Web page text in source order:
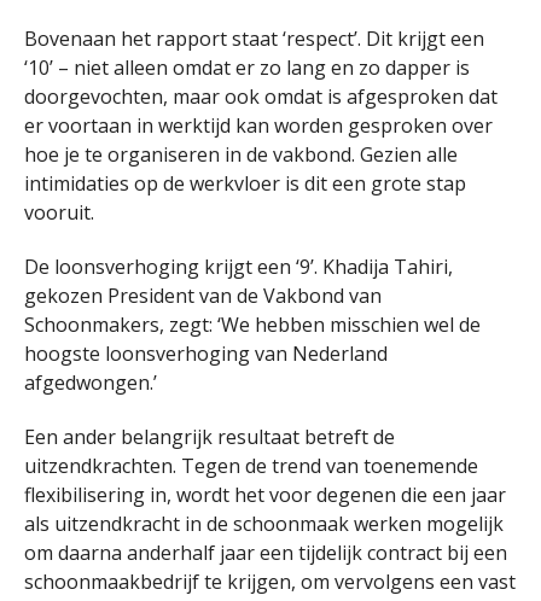
Bovenaan het rapport staat ‘respect’. Dit krijgt een
‘10’ – niet alleen omdat er zo lang en zo dapper is
doorgevochten, maar ook omdat is afgesproken dat
er voortaan in werktijd kan worden gesproken over
hoe je te organiseren in de vakbond. Gezien alle
intimidaties op de werkvloer is dit een grote stap
vooruit.
De loonsverhoging krijgt een ‘9’. Khadija Tahiri,
gekozen President van de Vakbond van
Schoonmakers, zegt: ‘We hebben misschien wel de
hoogste loonsverhoging van Nederland
afgedwongen.’
Een ander belangrijk resultaat betreft de
uitzendkrachten. Tegen de trend van toenemende
flexibilisering in, wordt het voor degenen die een jaar
als uitzendkracht in de schoonmaak werken mogelijk
om daarna anderhalf jaar een tijdelijk contract bij een
schoonmaakbedrijf te krijgen, om vervolgens een vast